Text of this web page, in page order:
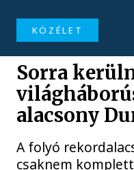
KÖZÉLET
Sorra
alacsony
A folyó
csaknem